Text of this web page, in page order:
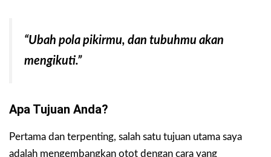
“Ubah pola pikirmu, dan tubuhmu akan
mengikuti.”
Apa Tujuan Anda?
Pertama dan terpenting, salah satu tujuan utama saya
adalah mengembangkan otot dengan cara yang